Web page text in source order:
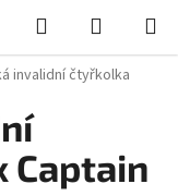
Hledat
KOŠÍK
invalidní čtyřkolka
Captain